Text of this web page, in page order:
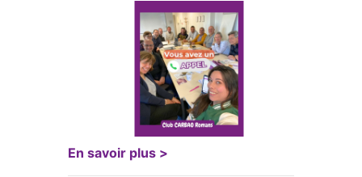
En savoir plus >